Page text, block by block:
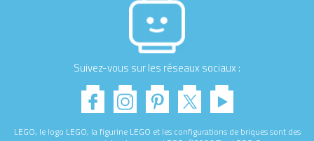
Suivez-vous sur les réseaux sociaux :
LEGO, le logo LEGO, la figurine LEGO et les configurations de briques sont des